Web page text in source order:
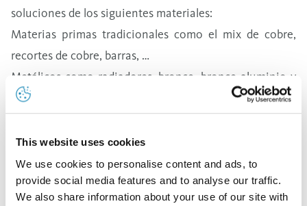
This website uses cookies
We use cookies to personalise content and ads, to
provide social media features and to analyse our traffic.
We also share information about your use of our site with
soluciones de los siguientes materiales:
Materias primas tradicionales como el mix de cobre,
recortes de cobre, barras, …
Metálicos como radiadores, bronce, bronce-aluminio y
latón
Materiales en forma de óxidos y/o metálicos